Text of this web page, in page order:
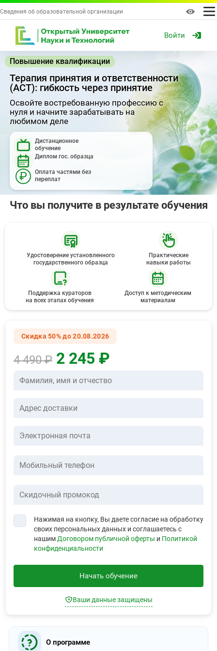
Сведения об образовательной организации
Войти
Повышение квалификации
Терапия принятия и ответственности
(ACT): гибкость через принятие
Освойте востребованную профессию с
нуля и начните зарабатывать на
любимом деле
Дистанционное
обучение
Диплом гос. образца
₽
Оплата частями без
переплат
Что вы получите в результате обучения
Удостоверение установленного
государственного образца
Практические
навыки работы
Поддержка кураторов
на всех этапах обучения
Доступ к методическим
материалам
Скидка 50% до 20.08.2026
4 490 ₽ 2 245 ₽
Фамилия, имя и отчество
Адрес доставки
Электронная почта
Мобильный телефон
Скидочный промокод
Нажимая на кнопку, Вы даете согласие на обработку
своих персональных данных и соглашаетесь с
нашим Договором публичной оферты и Политикой
конфиденциальности
Начать обучение
Ваши данные защищены
О программе